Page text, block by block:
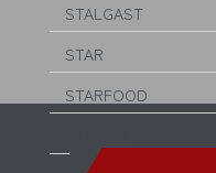
STALGAST
STAR
STARFOOD